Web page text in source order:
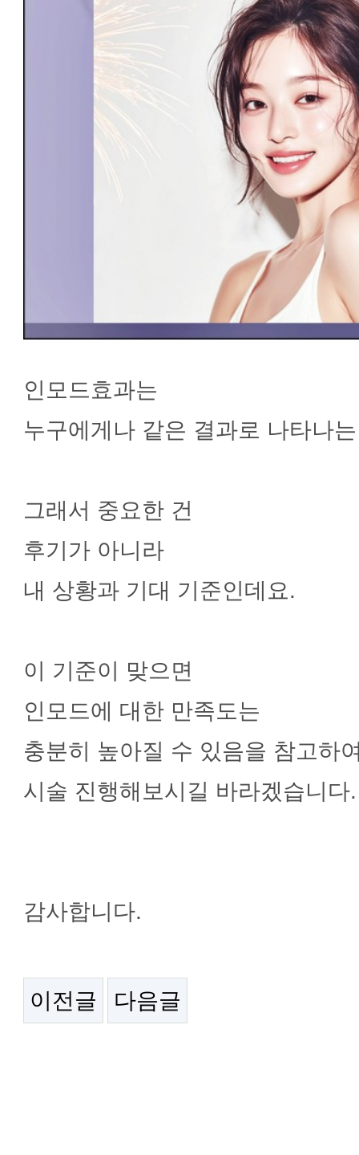
인모드효과는
누구에게나 같은 결과로 나타나
그래서 중요한 건
후기가 아니라
내 상황과 기대 기준인데요.
이 기준이 맞으면
인모드에 대한 만족도는
충분히 높아질 수 있음을 참고하
시술 진행해보시길 바라겠습니다.
감사합니다.
이전글 다음글